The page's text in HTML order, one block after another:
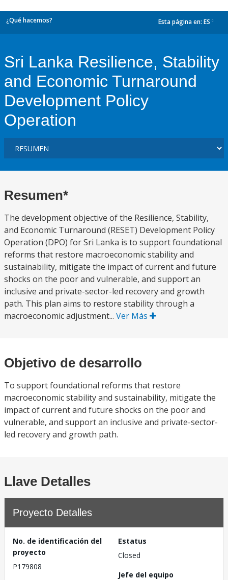
¿Qué hacemos? Esta página en: ES
Sri Lanka Resilience, Stability
and Economic Turnaround
Development Policy
Operation
Resumen*
The development objective of the Resilience, Stability,
and Economic Turnaround (RESET) Development Policy
Operation (DPO) for Sri Lanka is to support foundational
reforms that restore macroeconomic stability and
sustainability, mitigate the impact of current and future
shocks on the poor and vulnerable, and support an
inclusive and private-sector-led recovery and growth
path. This plan aims to restore stability through a
macroeconomic adjustment... Ver Más
Objetivo de desarrollo
To support foundational reforms that restore
macroeconomic stability and sustainability, mitigate the
impact of current and future shocks on the poor and
vulnerable, and support an inclusive and private-sector-
led recovery and growth path.
Llave Detalles
Proyecto Detalles
No. de identificación del
proyecto
P179808
Estatus
Closed
Jefe del equipo